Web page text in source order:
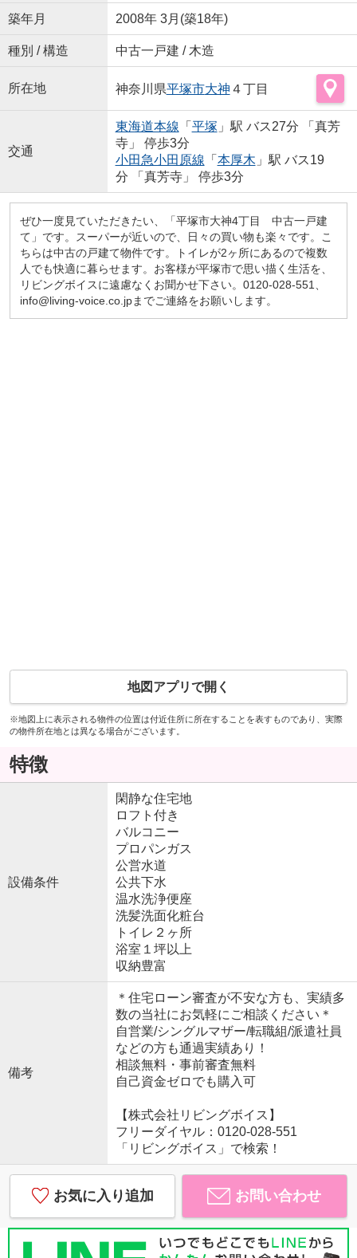
築年月 2008年 3月(築18年)
種別 / 構造 中古一戸建 / 木造
所在地 神奈川県平塚市大神 ４丁目
交通
東海道本線 「 平塚 」駅 バス27分 「真芳
寺」 停歩3分
小田急小田原線 「 本厚木 」駅 バス19
分 「真芳寺」 停歩3分
ぜひ一度見ていただきたい、「平塚市大神4丁目 中古一戸建
て」です。スーパーが近いので、日々の買い物も楽々です。こ
ちらは中古の戸建て物件です。トイレが2ヶ所にあるので複数
人でも快適に暮らせます。お客様が平塚市で思い描く生活を、
リビングボイスに遠慮なくお聞かせ下さい。0120-028-551、
info@living-voice.co.jpまでご連絡をお願いします。
地図アプリで開く
※地図上に表示される物件の位置は付近住所に所在することを表すものであり、実際
の物件所在地とは異なる場合がございます。
特徴
設備条件
閑静な住宅地
ロフト付き
バルコニー
プロパンガス
公営水道
公共下水
温水洗浄便座
洗髪洗面化粧台
トイレ２ヶ所
浴室１坪以上
収納豊富
備考
＊住宅ローン審査が不安な方も、実績多
数の当社にお気軽にご相談ください＊
自営業/シングルマザー/転職組/派遣社員
などの方も通過実績あり！
相談無料・事前審査無料
自己資金ゼロでも購入可
【株式会社リビングボイス】
フリーダイヤル：0120-028-551
「リビングボイス」で検索！
お気に入り追加 お問い合わせ